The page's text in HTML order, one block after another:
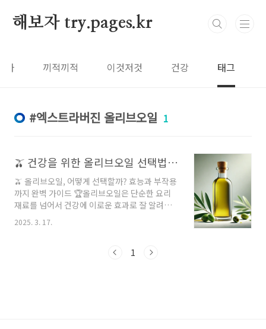
해보자 try.pages.kr
자 끼적끼적 이것저것 건강 태그
엑스트라버진 올리브오일 1
🫒 건강을 위한 올리브오일 선택법! 효능과 부작용까지 한 번에 알아보세요! 🌿
🫒 올리브오일, 어떻게 선택할까? 효능과 부작용
까지 완벽 가이드 🏆올리브오일은 단순한 요리
재료를 넘어서 건강에 이로운 효과로 잘 알려져
있죠. 하지만 종류가 다양하고, 품질에 따라 효능
도 달라지기 때문에 올리브오일 선택에 대해 제
브오일의 효능, 부작용, 그리고 올바른 선택법에
2025. 3. 17.
1